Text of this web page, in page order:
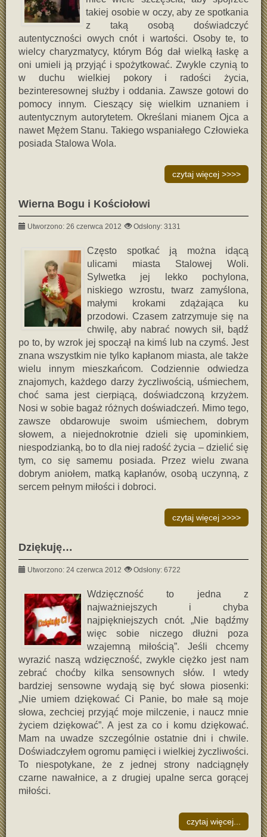
takiej osobie w oczy, aby ze spotkania
z taką osobą doświadczyć
autentyczności owych cnót i wartości. Osoby te, to
wielcy charyzmatycy, którym Bóg dał wielką łaskę a
oni umieli ją przyjąć i spożytkować. Zwykle czynią to
w duchu wielkiej pokory i radości życia,
bezinteresownej służby i oddania. Zawsze gotowi do
pomocy innym. Cieszący się wielkim uznaniem i
autentycznym autorytetem. Określani mianem Ojca a
nawet Mężem Stanu. Takiego wspaniałego Człowieka
posiada Stalowa Wola.
czytaj więcej >>>>
Wierna Bogu i Kościołowi
Utworzono: 26 czerwca 2012 Odsłony: 3131
Często spotkać ją można idącą
ulicami miasta Stalowej Woli.
Sylwetka jej lekko pochylona,
niskiego wzrostu, twarz zamyślona,
małymi krokami zdążająca ku
przodowi. Czasem zatrzymuje się na
chwilę, aby nabrać nowych sił, bądź
po to, by wzrok jej spoczął na kimś lub na czymś. Jest
znana wszystkim nie tylko kapłanom miasta, ale także
wielu innym mieszkańcom. Codziennie odwiedza
znajomych, każdego darzy życzliwością, uśmiechem,
choć sama jest cierpiącą, doświadczoną krzyżem.
Nosi w sobie bagaż różnych doświadczeń. Mimo tego,
zawsze obdarowuje swoim uśmiechem, dobrym
słowem, a niejednokrotnie dzieli się upominkiem,
niespodzianką, bo to dla niej radość życia – dzielić się
tym, co się samemu posiada. Przez wielu zwana
dobrym aniołem, matką kapłanów, osobą uczynną, z
sercem pełnym miłości i dobroci.
czytaj więcej >>>>
Dziękuję…
Utworzono: 24 czerwca 2012 Odsłony: 6722
Wdzięczność to jedna z
najważniejszych i chyba
najpiękniejszych cnót. „Nie bądźmy
więc sobie niczego dłużni poza
wzajemną miłością”. Jeśli chcemy
wyrazić naszą wdzięczność, zwykle ciężko jest nam
zebrać choćby kilka sensownych słów. I wtedy
bardziej sensowne wydają się być słowa piosenki:
„Nie umiem dziękować Ci Panie, bo małe są moje
słowa, zechciej przyjąć moje milczenie, i naucz mnie
życiem dziękować”. A jest za co i komu dziękować.
Mam na uwadze szczególnie ostatnie dni i chwile.
Doświadczyłem ogromu pamięci i wielkiej życzliwości.
To niespotykane, że z jednej strony nadciągnęły
czarne nawałnice, a z drugiej upalne serca gorącej
miłości.
czytaj więcej...